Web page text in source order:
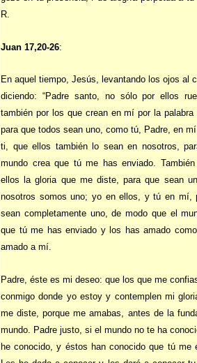
R.
Juan 17,20-26:
En aquel tiempo, Jesús, levantando los ojos al
diciendo: “Padre santo, no sólo por ellos
también por los que crean en mí por la palabra
para que todos sean uno, como tú, Padre, en
ti, que ellos también lo sean en nosotros,
mundo crea que tú me has enviado.
ellos la gloria que me diste, para que sean
nosotros somos uno; yo en ellos, y tú en mí,
sean completamente uno, de modo que el
que tú me has enviado y los has amado
amado a mí.
Padre, éste es mi deseo: que los que me
conmigo donde yo estoy y contemplen mi
me diste, porque me amabas, antes de la
mundo. Padre justo, si el mundo no te ha
he conocido, y éstos han conocido que tú me